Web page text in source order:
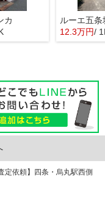
カ
ルーエ五条
12.3万円/
査定依頼】四条・烏丸駅西側